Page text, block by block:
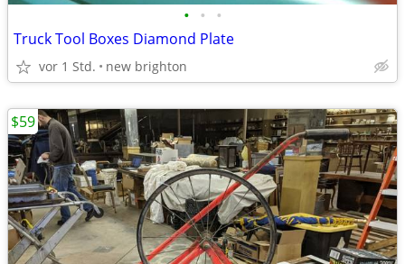
• • •
Truck Tool Boxes Diamond Plate
vor 1 Std. new brighton
$59